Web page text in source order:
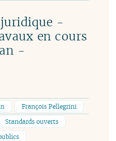
-
en cours
-
François Pellegrini
Standards ouverts